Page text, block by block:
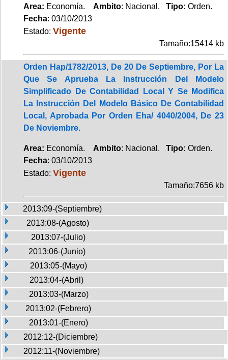
Area: Economía. Ambito: Nacional. Tipo: Orden.
Fecha: 03/10/2013
Estado: Vigente
Tamaño:15414 kb
Orden Hap/1782/2013, De 20 De Septiembre, Por La
Que Se Aprueba La Instrucción Del Modelo
Simplificado De Contabilidad Local Y Se Modifica
La Instrucción Del Modelo Básico De Contabilidad
Local, Aprobada Por Orden Eha/ 4040/2004, De 23
De Noviembre.
Area: Economía. Ambito: Nacional. Tipo: Orden.
Fecha: 03/10/2013
Estado: Vigente
Tamaño:7656 kb
2013:09-(Septiembre)
2013:08-(Agosto)
2013:07-(Julio)
2013:06-(Junio)
2013:05-(Mayo)
2013:04-(Abril)
2013:03-(Marzo)
2013:02-(Febrero)
2013:01-(Enero)
2012:12-(Diciembre)
2012:11-(Noviembre)